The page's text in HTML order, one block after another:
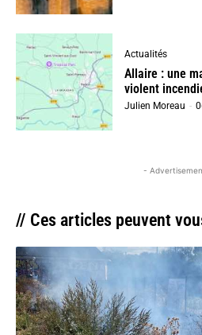
Actualités
Allaire : une
violent
Julien Moreau -
-
// Ces articles peuvent